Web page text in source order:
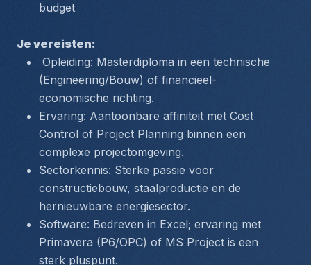
budget
Je vereisten:
(Engineering/Bouw) of financieel-
economische richting.
Ervaring: Aantoonbare affiniteit met Cost
Control of Project Planning binnen een
complexe projectomgeving.
Sectorkennis: Sterke passie voor
constructiebouw, staalproductie en de
hernieuwbare energiesector.
Software: Bedreven in Excel; ervaring met
Primavera (P6/OPC) of MS Project is een
sterk pluspunt.